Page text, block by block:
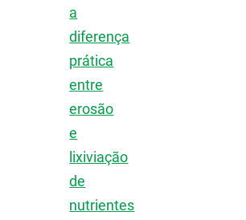
a
diferença
prática
entre
erosão
e
lixiviação
de
nutrientes